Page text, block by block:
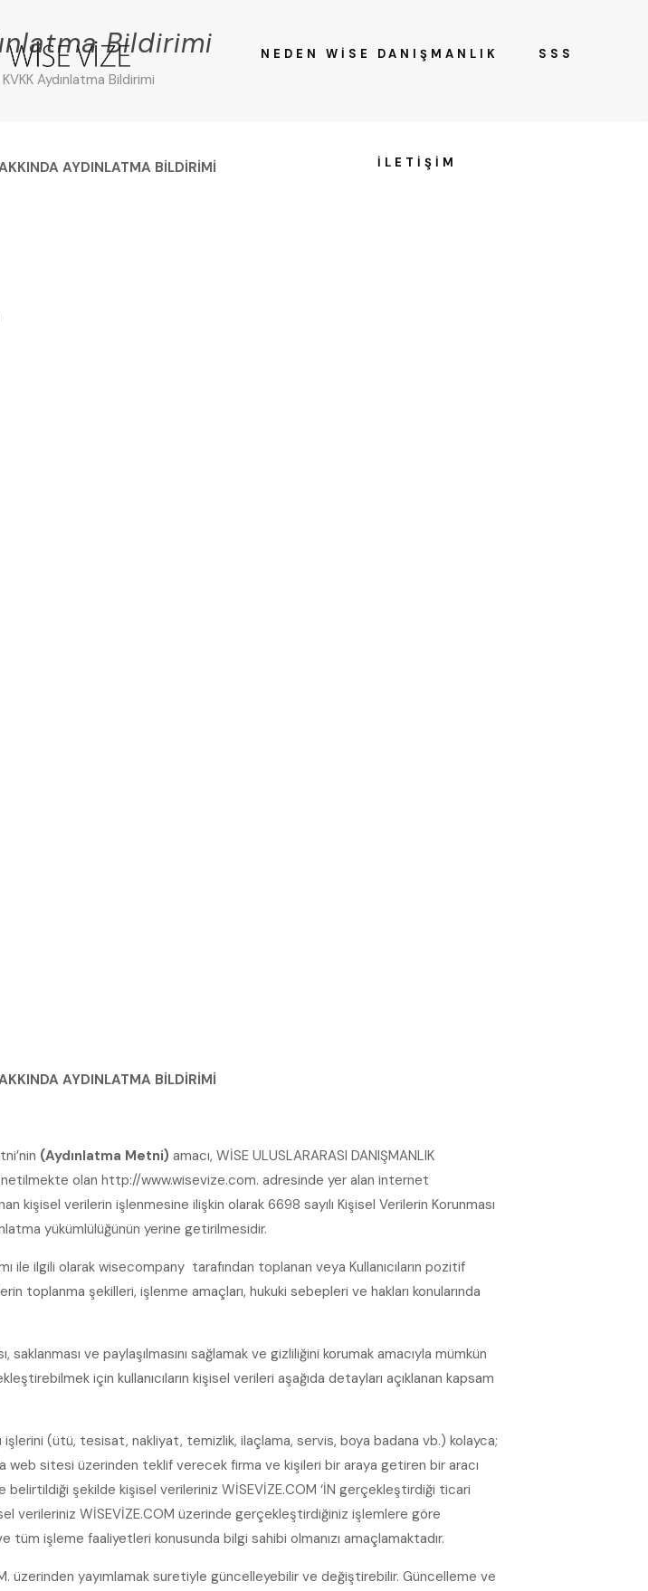
NEDEN WİSE DANIŞMANLIK SSS
İLETİŞİM
Bildirimi
KVKK Aydınlatma Bildirimi
AYDINLATMA BİLDİRİMİ
AYDINLATMA BİLDİRİMİ
(Aydınlatma Metni) amacı, WİSE ULUSLARARASI DANIŞMANLIK
olan http://www.wisevize.com. adresinde yer alan internet
kişisel verilerin işlenmesine ilişkin olarak 6698 sayılı Kişisel Verilerin Korunması
yükümlülüğünün yerine getirilmesidir.
ile ilgili olarak wisecompany tarafından toplanan veya Kullanıcıların pozitif
toplanma şekilleri, işlenme amaçları, hukuki sebepleri ve hakları konularında
ve paylaşılmasını sağlamak ve gizliliğini korumak amacıyla mümkün
için kullanıcıların kişisel verileri aşağıda detayları açıklanan kapsam
işlerini (ütü, tesisat, nakliyat, temizlik, ilaçlama, servis, boya badana vb.) kolayca;
web sitesi üzerinden teklif verecek firma ve kişileri bir araya getiren bir aracı
belirtildiği şekilde kişisel verileriniz WİSEVİZE.COM ‘İN gerçekleştirdiği ticari
verileriniz WİSEVİZE.COM üzerinde gerçekleştirdiğiniz işlemlere göre
işleme faaliyetleri konusunda bilgi sahibi olmanızı amaçlamaktadır.
üzerinden yayımlamak suretiyle güncelleyebilir ve değiştirebilir. Güncelleme ve